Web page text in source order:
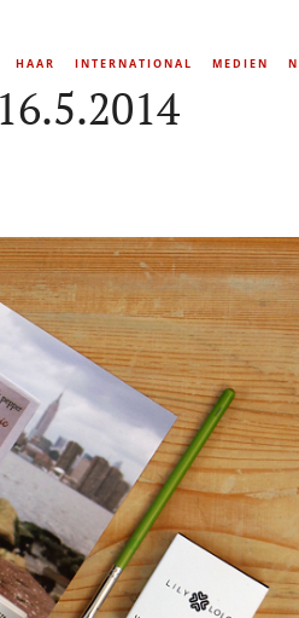
HAAR INTERNATIONAL MEDIEN